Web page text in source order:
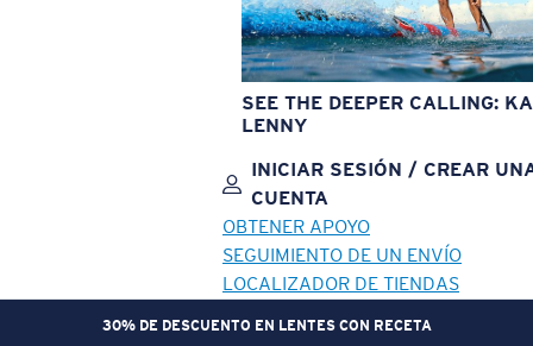
SEE THE DEEPER CALLING:
LENNY
INICIAR SESIÓN / CREAR
CUENTA
OBTENER APOYO
SEGUIMIENTO DE UN ENVÍO
LOCALIZADOR DE TIENDAS
30% DE DESCUENTO EN LENTES CON RECETA